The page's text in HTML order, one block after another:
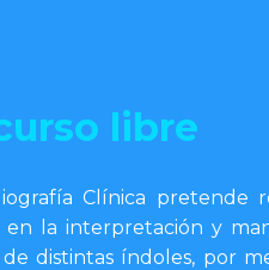
libre
Clínica pretende
en la interpretación y
distintas índoles, por